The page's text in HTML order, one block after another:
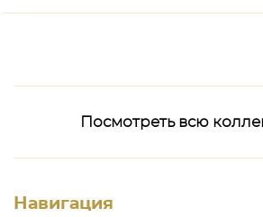
Посмотреть всю
Навигация